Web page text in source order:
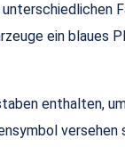
ein blaues
enthalten,
versehen